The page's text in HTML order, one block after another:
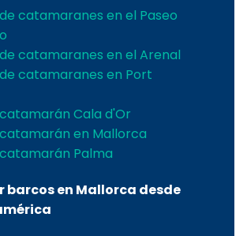
catamaranes en el Paseo
catamaranes en el Arenal
catamaranes en Port
Cala d'Or
en Mallorca
Palma
barcos en Mallorca desde